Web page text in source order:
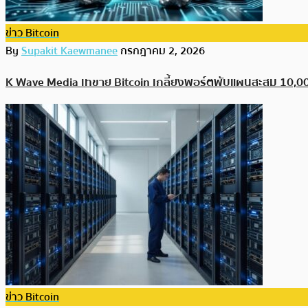
ข่าว Bitcoin
BySupakit Kaewmaneeกรกฎาคม 2, 2026
K Wave Media เทขาย Bitcoin เกลี้ยงพอร์ตพับแผนสะสม
ข่าว Bitcoin